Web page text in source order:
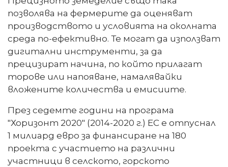
позволява на фермерите да оценяват
производството и условията на околната
среда по-ефективно. Те могат да използват
дигитални инструменти, за да
прецизират начина, по който прилагат
торове или напояване, намалявайки
вложените количества и емисиите.
През седемте години на програма
"Хоризонт 2020" (2014-2020 г.) ЕС е отпуснал
1 милиард евро за финансиране на 180
проекта с участието на различни
участници в селското, горското